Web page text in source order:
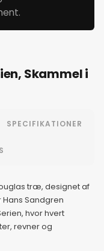
Skammel i
SPECIFIKATIONER
træ, designet af
Sandgren
hvor hvert
revner og